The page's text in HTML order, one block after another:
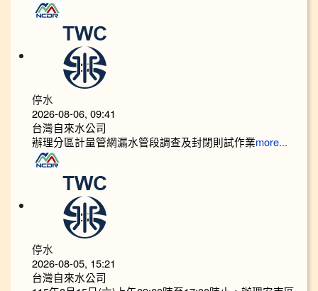
停水
2026-08-06, 09:41
台灣自來水公司
辦理分區計量管網漏水管段調查及封閉則試作業more...
停水
2026-08-05, 15:21
台灣自來水公司